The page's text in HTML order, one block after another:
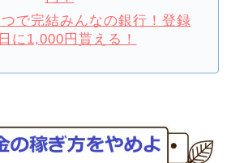
で完結みんなの銀行！登録
に1,000円貰える！